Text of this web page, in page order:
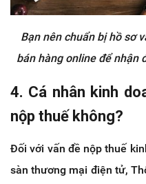
Bạn nên chuẩn bị hồ sơ
bán hàng online để nhận
4. Cá nhân kinh
nộp thuế không?
Đối với vấn đề nộp thuế
sàn thương mại điện tử,